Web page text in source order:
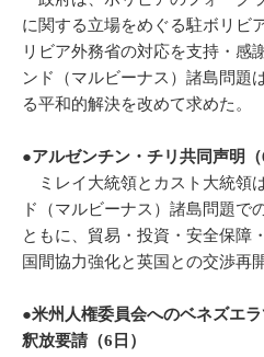
に関する立場をめぐる駐ボリビ
リビア外務省の対応を支持・感
ンド（マルビーナス）諸島問題
る平和的解決を改めて求めた。
●アルゼンチン・チリ共同声明（
ミレイ大統領とカスト大統領
ド（マルビーナス）諸島問題で
ともに、貿易・投資・安全保障
国間協力強化と英国との交渉再
●米州人権委員会へのベネズエ
釈放要請（6 日）